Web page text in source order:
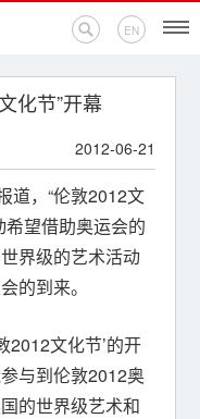
EN
化节”开幕
2012-06-21
道，“伦敦2012文
希望借助奥运会的
界级的艺术活动
的到来。
2012文化节’的开
与到伦敦2012奥
的世界级艺术和